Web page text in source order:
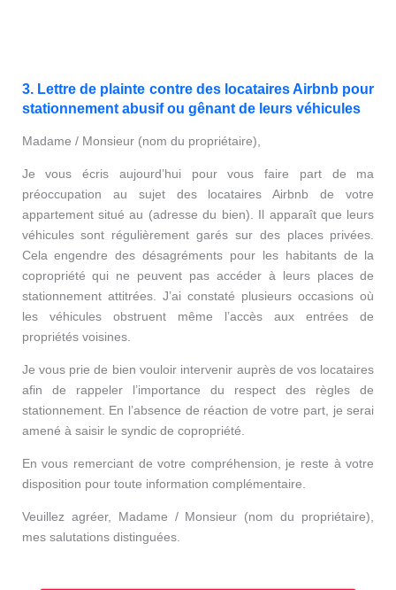
3. Lettre de plainte contre des locataires Airbnb pour
stationnement abusif ou gênant de leurs véhicules
Madame / Monsieur (nom du propriétaire),
Je vous écris aujourd’hui pour vous faire part de ma
préoccupation au sujet des locataires Airbnb de votre
appartement situé au (adresse du bien). Il apparaît que leurs
véhicules sont régulièrement garés sur des places privées.
Cela engendre des désagréments pour les habitants de la
copropriété qui ne peuvent pas accéder à leurs places de
stationnement attitrées. J’ai constaté plusieurs occasions où
les véhicules obstruent même l’accès aux entrées de
propriétés voisines.
Je vous prie de bien vouloir intervenir auprès de vos locataires
afin de rappeler l’importance du respect des règles de
stationnement. En l’absence de réaction de votre part, je serai
amené à saisir le syndic de copropriété.
En vous remerciant de votre compréhension, je reste à votre
disposition pour toute information complémentaire.
Veuillez agréer, Madame / Monsieur (nom du propriétaire),
mes salutations distinguées.